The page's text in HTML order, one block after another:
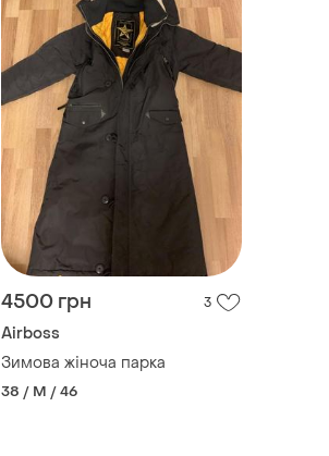
4500 грн 3
Airboss
Зимова жіноча парка
38 / M / 46